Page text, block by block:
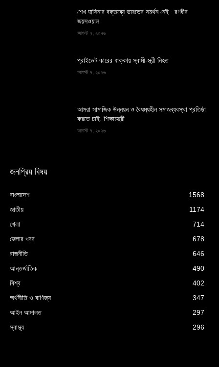
শেখ হাসিনার বক্তব্যে ভারতের সমর্থন নেই : রণধীর
জয়সওয়াল
আগস্ট ৭, ২০২৬
প্রাইভেট কারের ধাক্কায় স্বামী-স্ত্রী নিহত
আগস্ট ৭, ২০২৬
আমরা সামাজিক উন্নয়ন ও বৈষম্যহীন সমাজব্যবস্থা প্রতিষ্ঠা
করতে চাই: শিক্ষামন্ত্রী
আগস্ট ৭, ২০২৬
জনপ্রিয় বিষয়
বাংলাদেশ
1568
জাতীয়
1174
খেলা
714
জেলার খবর
678
রাজনীতি
646
আন্তর্জাতিক
490
বিশ্ব
402
অর্থনীতি ও বাণিজ্য
347
আইন আদালত
297
স্বাস্থ্য
296